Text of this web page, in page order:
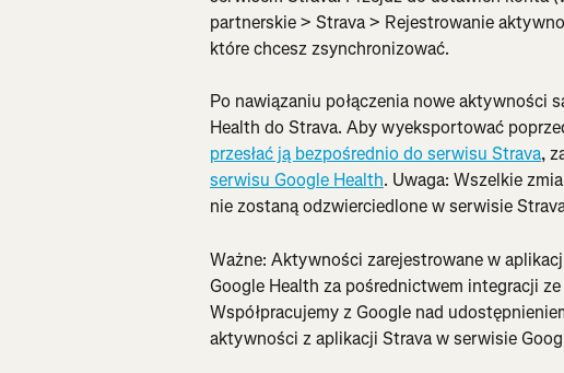
partnerskie > Strava > Rejestrowanie
które chcesz zsynchronizować.
Po nawiązaniu połączenia nowe aktywności
Health do Strava. Aby wyeksportować
przesłać ją bezpośrednio do serwisu Strava,
serwisu Google Health. Uwaga: Wszelkie
nie zostaną odzwierciedlone w serwisie
Ważne: Aktywności zarejestrowane w
Google Health za pośrednictwem integracji
Współpracujemy z Google nad
aktywności z aplikacji Strava w serwisie